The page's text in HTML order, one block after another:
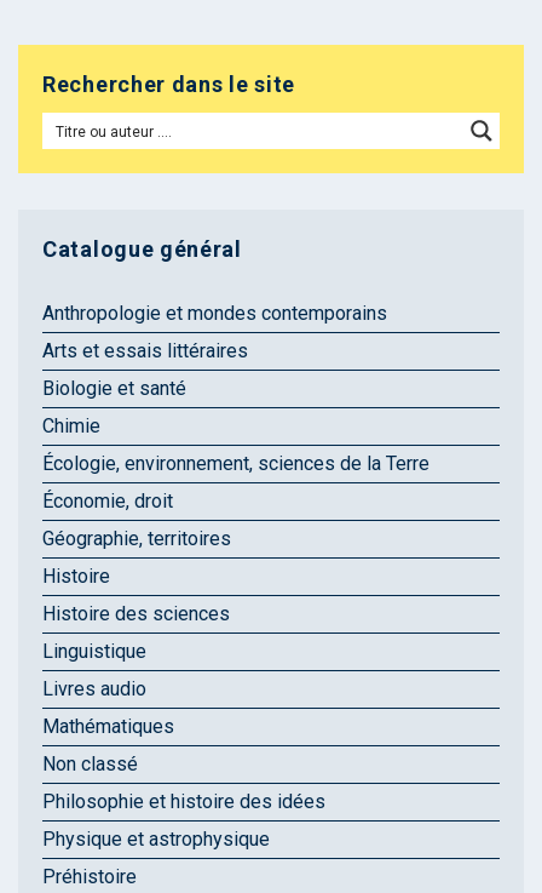
Rechercher dans le site
Catalogue général
Anthropologie et mondes contemporains
Arts et essais littéraires
Biologie et santé
Chimie
Écologie, environnement, sciences de la Terre
Économie, droit
Géographie, territoires
Histoire
Histoire des sciences
Linguistique
Livres audio
Mathématiques
Non classé
Philosophie et histoire des idées
Physique et astrophysique
Préhistoire